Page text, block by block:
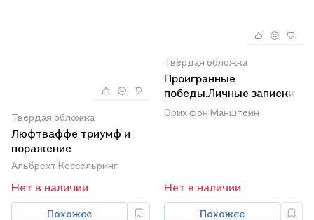
Твердая обложка
Люфтваффе триумф и
поражение
Альбрехт Кессельринг
Нет в наличии
Похожее
Твердая обложка
Проигранные
победы.Личные записки
генерала вермахта
Эрих фон Манштейн
Нет в наличии
Похожее